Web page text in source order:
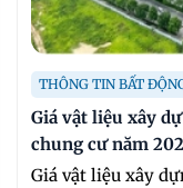
THÔNG TIN BẤT
Giá vật liệu xây
chung cư năm
Giá vật liệu xây